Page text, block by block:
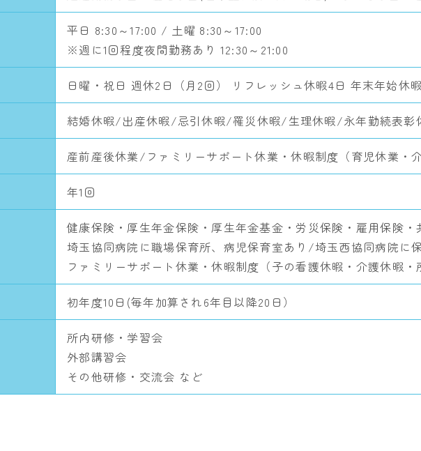
平日 8:30～17:00 / 土曜 8:30～17:00
※週に1回程度夜間勤務あり 12:30～21:00
日曜・祝日 週休2日（月2回） リフレッシュ休暇4日 年末年始休
結婚休暇/出産休暇/忌引休暇/罹災休暇/生理休暇/永年勤続表彰
産前産後休業/ファミリーサポート休業・休暇制度（育児休業・
年1回
健康保険・厚生年金保険・厚生年金基金・労災保険・雇用保険・
埼玉協同病院に職場保育所、病児保育室あり/埼玉西協同病院に
ファミリーサポート休業・休暇制度（子の看護休暇・介護休暇・
初年度10日(毎年加算され6年目以降20日）
所内研修・学習会
外部講習会
その他研修・交流会 など